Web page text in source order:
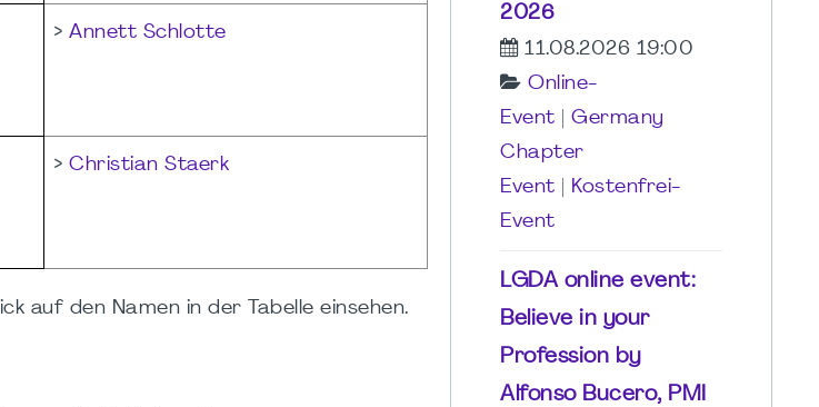
> Annett Schlotte
> Christian Staerk
auf den Namen in der Tabelle einsehen.
2026
11.08.2026 19:00
Online-
Event
Germany
Chapter
Event
Kostenfrei-
Event
LGDA online event:
Believe in your
Profession by
Alfonso Bucero, PMI